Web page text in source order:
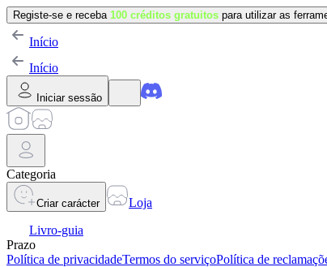
Registe-se e receba 100 créditos gratuitos para utilizar as
Início
Início
Iniciar sessão
Categoria
Criar carácter
Loja
Livro-guia
Prazo
Política de privacidadeTermos do serviçoPolítica de